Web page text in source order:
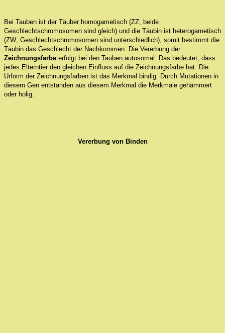
Bei Tauben ist der Täuber homogametisch (ZZ; beide
Geschlechtschromosomen sind gleich) und die Täubin ist heterogametisch
(ZW; Geschlechtschromosomen sind unterschiedlich), somit bestimmt die
Täubin das Geschlecht der Nachkommen. Die Vererbung der
Zeichnungsfarbe erfolgt bei den Tauben autosomal. Das bedeutet, dass
jedes Elterntier den gleichen Einfluss auf die Zeichnungsfarbe hat. Die
Urform der Zeichnungsfarben ist das Merkmal bindig. Durch Mutationen in
diesem Gen entstanden aus diesem Merkmal die Merkmale gehämmert
oder holig.
Vererbung von Binden